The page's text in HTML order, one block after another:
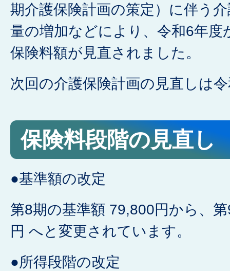
期介護保険計画の策定）に伴う
量の増加などにより、令和6年度
保険料額が見直されました。
次回の介護保険計画の見直しは
保険料段階の見直し
●基準額の改定
第8期の基準額 79,800円から、
円 へと変更されています。
●所得段階の改定